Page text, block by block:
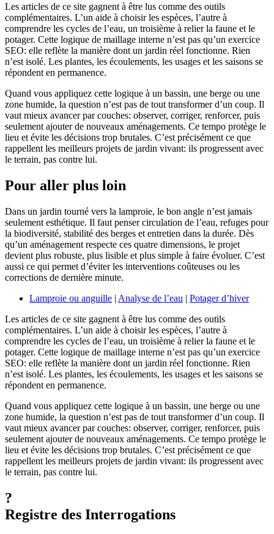
Les articles de ce site gagnent à être lus comme des outils
complémentaires. L’un aide à choisir les espèces, l’autre à
comprendre les cycles de l’eau, un troisième à relier la faune et le
potager. Cette logique de maillage interne n’est pas qu’un exercice
SEO: elle reflète la manière dont un jardin réel fonctionne. Rien
n’est isolé. Les plantes, les écoulements, les usages et les saisons se
répondent en permanence.
Quand vous appliquez cette logique à un bassin, une berge ou une
zone humide, la question n’est pas de tout transformer d’un coup. Il
vaut mieux avancer par couches: observer, corriger, renforcer, puis
seulement ajouter de nouveaux aménagements. Ce tempo protège le
lieu et évite les décisions trop brutales. C’est précisément ce que
rappellent les meilleurs projets de jardin vivant: ils progressent avec
le terrain, pas contre lui.
Pour aller plus loin
Dans un jardin tourné vers la lamproie, le bon angle n’est jamais
seulement esthétique. Il faut penser circulation de l’eau, refuges pour
la biodiversité, stabilité des berges et entretien dans la durée. Dès
qu’un aménagement respecte ces quatre dimensions, le projet
devient plus robuste, plus lisible et plus simple à faire évoluer. C’est
aussi ce qui permet d’éviter les interventions coûteuses ou les
corrections de dernière minute.
Lamproie ou anguille | Analyse de l’eau | Potager d’hiver
Les articles de ce site gagnent à être lus comme des outils
complémentaires. L’un aide à choisir les espèces, l’autre à
comprendre les cycles de l’eau, un troisième à relier la faune et le
potager. Cette logique de maillage interne n’est pas qu’un exercice
SEO: elle reflète la manière dont un jardin réel fonctionne. Rien
n’est isolé. Les plantes, les écoulements, les usages et les saisons se
répondent en permanence.
Quand vous appliquez cette logique à un bassin, une berge ou une
zone humide, la question n’est pas de tout transformer d’un coup. Il
vaut mieux avancer par couches: observer, corriger, renforcer, puis
seulement ajouter de nouveaux aménagements. Ce tempo protège le
lieu et évite les décisions trop brutales. C’est précisément ce que
rappellent les meilleurs projets de jardin vivant: ils progressent avec
le terrain, pas contre lui.
?
Registre des Interrogations